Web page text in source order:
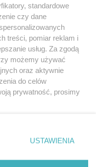
konkursów
śniadaniówka "Hej
Szczecin! Jest piątek!"
standardowe
czy dane
treści, pomiar reklam i
usług. Za zgodą
możemy używać
oraz aktywnie
do celów
prywatność, prosimy
dolnym rogu strony
danych nie wymagają
USTAWIENIA